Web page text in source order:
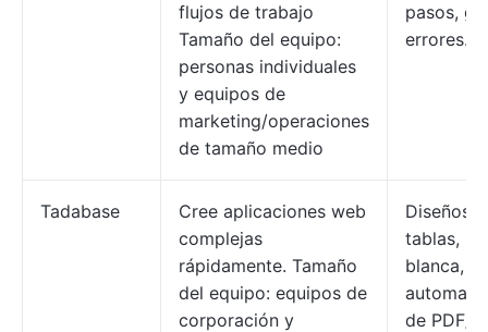
flujos de trabajo
Tamaño del equipo:
personas individuales
y equipos de
marketing/operaciones
de tamaño medio
pasos,
errores.
Tadabase
Cree aplicaciones web
complejas
rápidamente. Tamaño
del equipo: equipos de
corporación y
Diseños
tablas,
blanca,
de PDF/